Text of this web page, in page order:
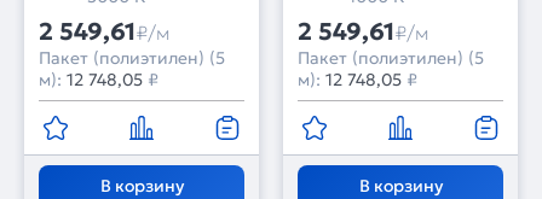
(Arlight, бегущий огонь)
2 549,61₽/м
Пакет (полиэтилен) (5
м): 12 748,05 ₽
В корзину
(Arlight, бегущий огонь)
2 549,61₽/м
Пакет (полиэтилен) (5
м): 12 748,05 ₽
В корзину